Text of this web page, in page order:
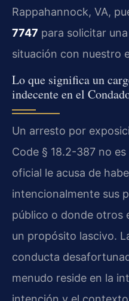
Rappahannock, VA,
7747 para solicitar
situación con nuestro
Lo que significa un
indecente en el
Un arresto por
Code § 18.2-387 no
oficial le acusa de
intencionalmente sus
público o donde otros
un propósito lascivo.
conducta
menudo reside en la